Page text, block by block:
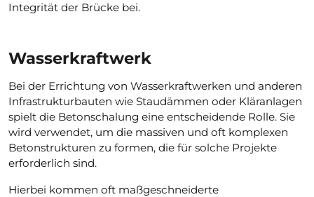
Integrität der Brücke bei.
Wasserkraftwerk
Bei der Errichtung von Wasserkraftwerken und anderen
Infrastrukturbauten wie Staudämmen oder Kläranlagen
spielt die Betonschalung eine entscheidende Rolle. Sie
wird verwendet, um die massiven und oft komplexen
Betonstrukturen zu formen, die für solche Projekte
erforderlich sind.
Hierbei kommen oft maßgeschneiderte